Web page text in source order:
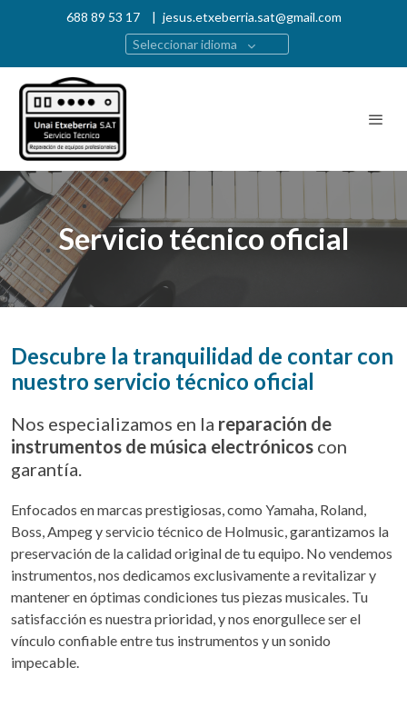
688 89 53 17 | jesus.etxeberria.sat@gmail.com
Seleccionar idioma
Servicio técnico oficial
Descubre la tranquilidad de contar con
nuestro servicio técnico oficial
Nos especializamos en la reparación de
instrumentos de música electrónicos con
garantía.
Enfocados en marcas prestigiosas, como Yamaha, Roland,
Boss, Ampeg y servicio técnico de Holmusic, garantizamos la
preservación de la calidad original de tu equipo. No vendemos
instrumentos, nos dedicamos exclusivamente a revitalizar y
mantener en óptimas condiciones tus piezas musicales. Tu
satisfacción es nuestra prioridad, y nos enorgullece ser el
vínculo confiable entre tus instrumentos y un sonido
impecable.